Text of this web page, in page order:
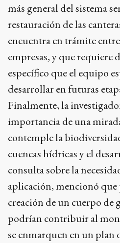
más general del sistema
restauración de las
encuentra en trámite
empresas, y que requiere
específico que el equipo
desarrollar en futuras
Finalmente, la
importancia de una
contemple la
cuencas hídricas y el
consulta sobre la
aplicación, mencionó
creación de un cuerpo de
podrían contribuir al
se enmarquen en un plan